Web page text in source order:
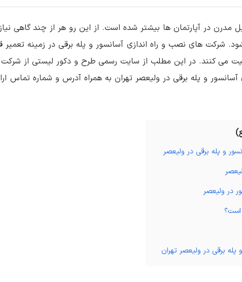
مدرن در آپارتمان ها بیشتر شده است. از این رو هر از چند گاهی
شرکت های نصب و راه اندازی آسانسور و پله برقی در زمینه تعمیر
می کنند. در این مطلب از سایت رسمی طرح و دکور لیستی از
و پله برقی در ولیعصر تهران به همراه آدرس و شماره تماس
و پله برقی در ولیعصر
در ولیعصر
است؟
پله برقی در ولیعصر تهران